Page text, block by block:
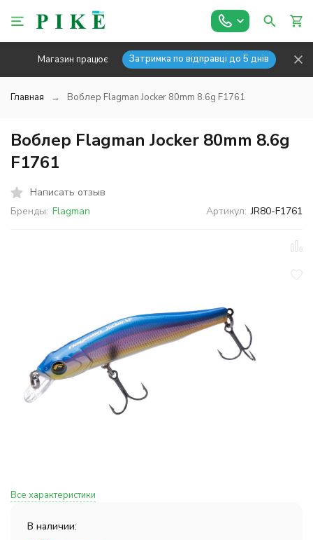
Магазин працює Затримка по відправці до 5 днів
Главная Воблер Flagman Jocker 80mm 8.6g F1761
Воблер Flagman Jocker 80mm 8.6g
F1761
Написать отзыв
Бренды: Flagman Артикул: JR80-F1761
Все характеристики
В наличии: